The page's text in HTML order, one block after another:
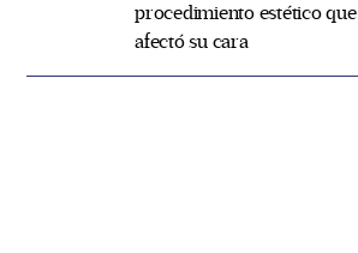
procedimiento estético que
afectó su cara